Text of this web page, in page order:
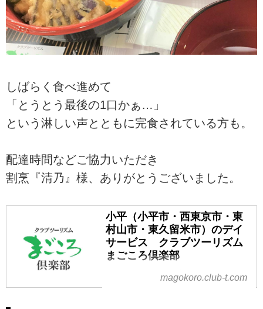
しばらく食べ進めて
「とうとう最後の1口かぁ…」
という淋しい声とともに完食されている方も。
配達時間などご協力いただき
割烹『清乃』様、ありがとうございました。
小平（小平市・西東京市・東
村山市・東久留米市）のデイ
サービス クラブツーリズム
まごころ倶楽部
旅行会社のクラブツーリズムグル
magokoro.club-t.com